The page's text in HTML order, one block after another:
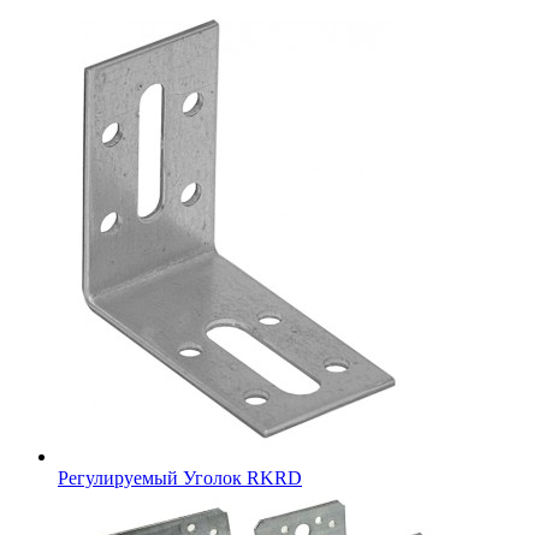
Регулируемый Уголок RKRD